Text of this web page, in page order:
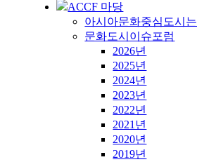
ACCF 마당
아시아문화중심도시는
문화도시이슈포럼
2026년
2025년
2024년
2023년
2022년
2021년
2020년
2019년